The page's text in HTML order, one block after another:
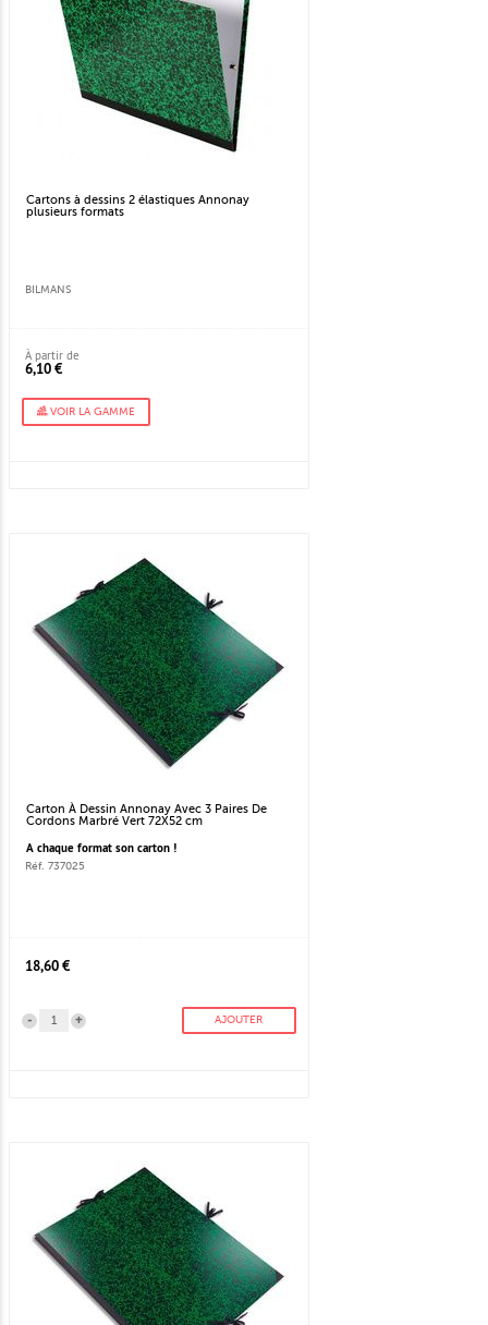
Cartons à dessins 2 élastiques Annonay
plusieurs formats
BILMANS
À partir de
6,10 €
VOIR LA GAMME
Carton À Dessin Annonay Avec 3 Paires De
Cordons Marbré Vert 72X52 cm
A chaque format son carton !
Réf. 737025
18,60 €
+
- AJOUTER